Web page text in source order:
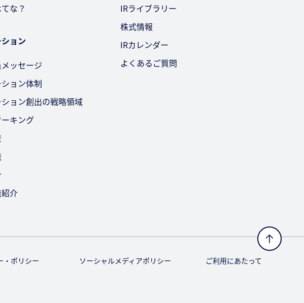
な？
ョン
ッセージ
ョン体制
ョン創出の戦略領域
キング
介
IRライブラリー
株式情報
IRカレンダー
よくあるご質問
・ポリシー ソーシャルメディアポリシー ご利用にあたって